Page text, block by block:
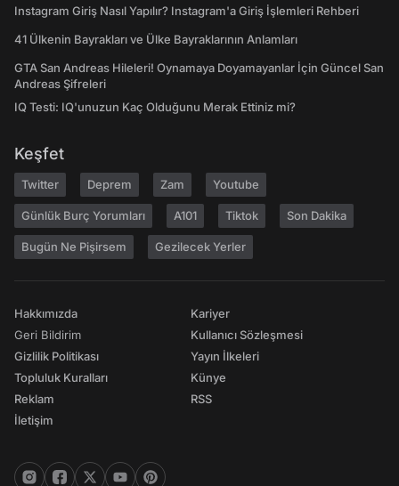
Instagram Giriş Nasıl Yapılır? Instagram'a Giriş İşlemleri Rehberi
41 Ülkenin Bayrakları ve Ülke Bayraklarının Anlamları
GTA San Andreas Hileleri! Oynamaya Doyamayanlar İçin Güncel San
Andreas Şifreleri
IQ Testi: IQ'unuzun Kaç Olduğunu Merak Ettiniz mi?
Keşfet
Twitter Deprem Zam Youtube
Günlük Burç Yorumları A101 Tiktok Son Dakika
Bugün Ne Pişirsem Gezilecek Yerler
Hakkımızda
Geri Bildirim
Gizlilik Politikası
Topluluk Kuralları
Reklam
İletişim
Kariyer
Kullanıcı Sözleşmesi
Yayın İlkeleri
Künye
RSS